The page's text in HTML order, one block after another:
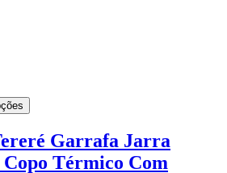
Garrafa Jarra
Térmico Com